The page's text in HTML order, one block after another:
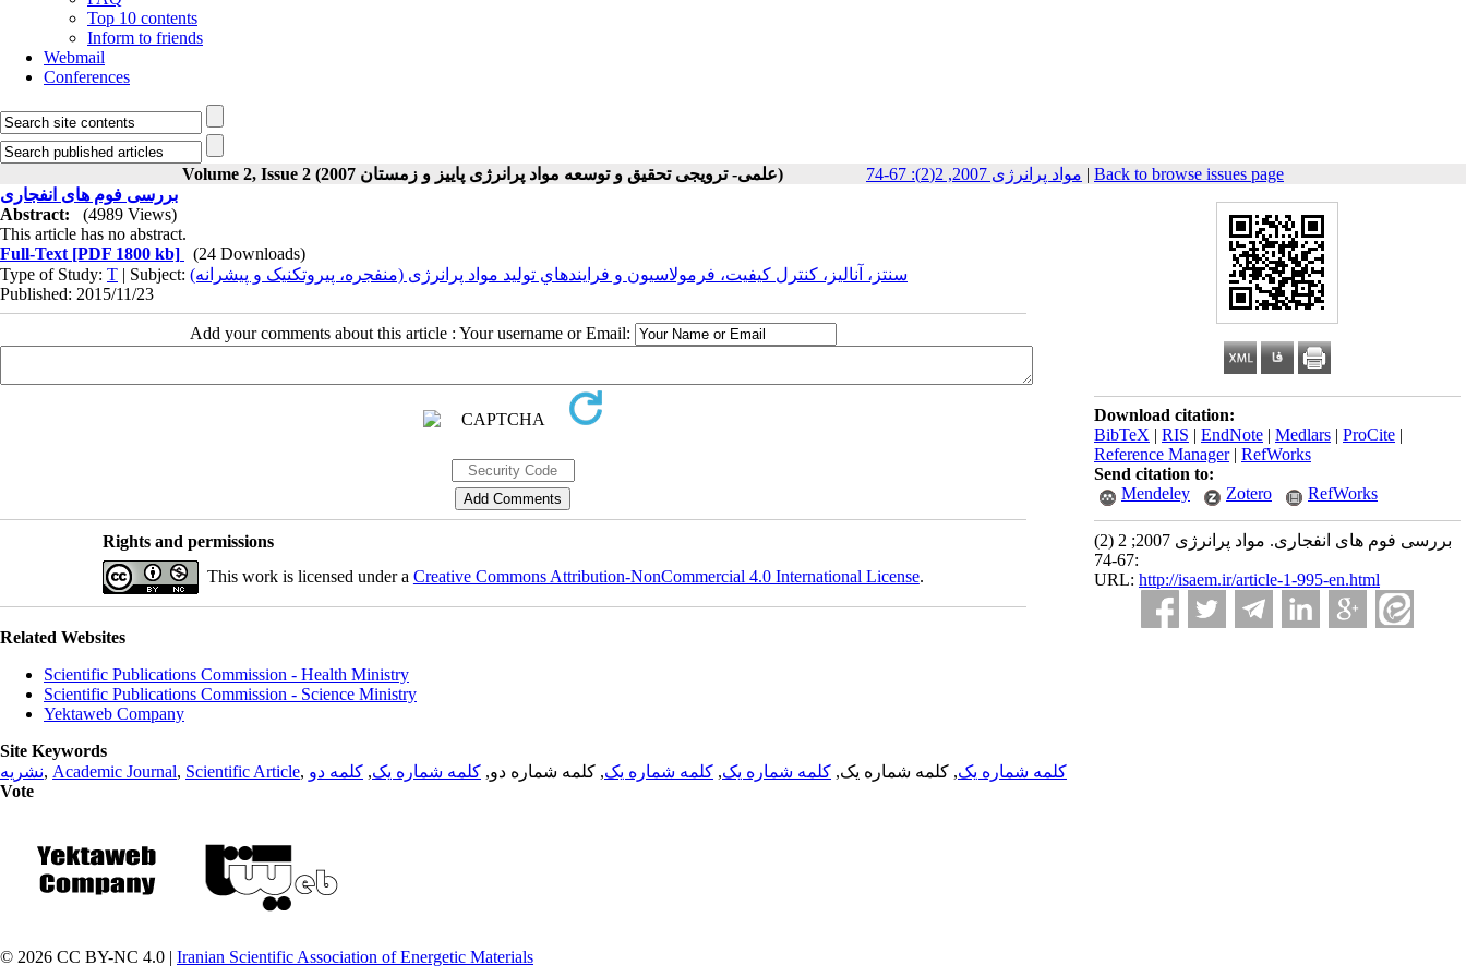
Top 10 contents
Inform to friends
Webmail
Conferences
Volume 2, Issue 2 (علمی- ترویجی تحقیق و توسعه مواد پرانرژی پاییز و زمستان 2007) مواد پرانرژی 2007, 2(2): 67-74 | Back to browse issues page
Download citation:
BibTeX | RIS | EndNote | Medlars | ProCite |
Reference Manager| RefWorks
Send citation to:
Mendeley
Zotero RefWorks
بررسی فوم های انفجاری. مواد پرانرژی 2007; 2 (2)
:67-74
URL: http://isaem.ir/article-1-995-en.html
بررسی فوم های انفجاری
Abstract:
(4989 Views)
This article has no abstract.
Full-Text [PDF 1800 kb]
(24 Downloads)
Type of Study: T | Subject: سنتز، آناليز، کنترل کيفيت، فرمولاسيون و فرايندهاي توليد مواد پرانرژی (منفجره، پيروتکنيک و پيشرانه)
Published: 2015/11/23
Add your comments about this article : Your username or Email:
Rights and permissions
This work is licensed under a Creative Commons Attribution-NonCommercial 4.0 International License.
Related Websites
Scientific Publications Commission - Health Ministry
Scientific Publications Commission - Science Ministry
Yektaweb Company
Site Keywords
نشریه, Academic Journal, Scientific Article, کلمه شماره یک, کلمه شماره یک, کلمه شماره یک, کلمه شماره یک, کلمه شماره دو, کلمه شماره یک, کلمه دو
Vote
© 2026 CC BY-NC 4.0 | Iranian Scientific Association of Energetic Materials